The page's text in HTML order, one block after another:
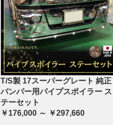
T/S製 17スーパーグレート 純正
バンパー用パイプスポイラー ス
テーセット
￥176,000 ～ ￥297,660